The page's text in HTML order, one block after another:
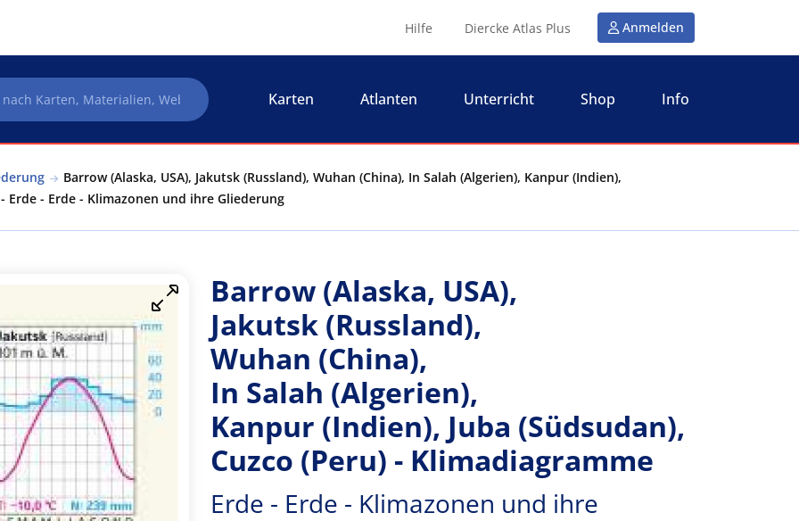
Hilfe Diercke Atlas Plus Anmelden
Karten Atlanten Unterricht Shop Info
Barrow (Alaska, USA), Jakutsk (Russland), Wuhan (China), In Salah (Algerien), Kanpur (Indien),
Erde - Erde - Klimazonen und ihre Gliederung
Barrow (Alaska, USA),
Jakutsk (Russland),
Wuhan (China),
In Salah (Algerien),
Kanpur (Indien), Juba (Südsudan),
Cuzco (Peru) - Klimadiagramme
Erde - Erde - Klimazonen und ihre